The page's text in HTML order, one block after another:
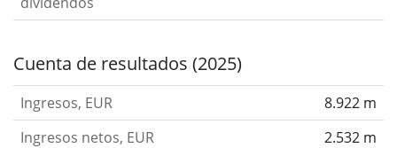
Cuenta de resultados (2025)
Ingresos, EUR
8.922 m
Ingresos netos, EUR
2.532 m